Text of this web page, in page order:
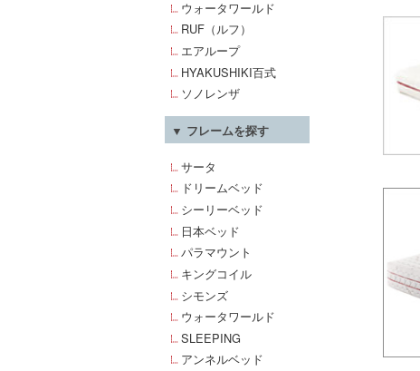
ウォータワールド
RUF（ルフ）
エアループ
HYAKUSHIKI百式
ソノレンザ
▼ フレームを探す
サータ
ドリームベッド
シーリーベッド
日本ベッド
パラマウント
キングコイル
シモンズ
ウォータワールド
SLEEPING
アンネルベッド